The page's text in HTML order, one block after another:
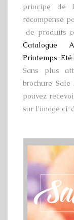
principe de
récompensé
de produits
Catalogue
Printemps-Eté
Sans plus
brochure
pouvez
sur l’image